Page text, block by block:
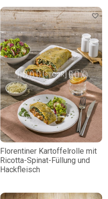
Florentiner Kartoffelrolle mit
Ricotta-Spinat-Füllung und
Hackfleisch